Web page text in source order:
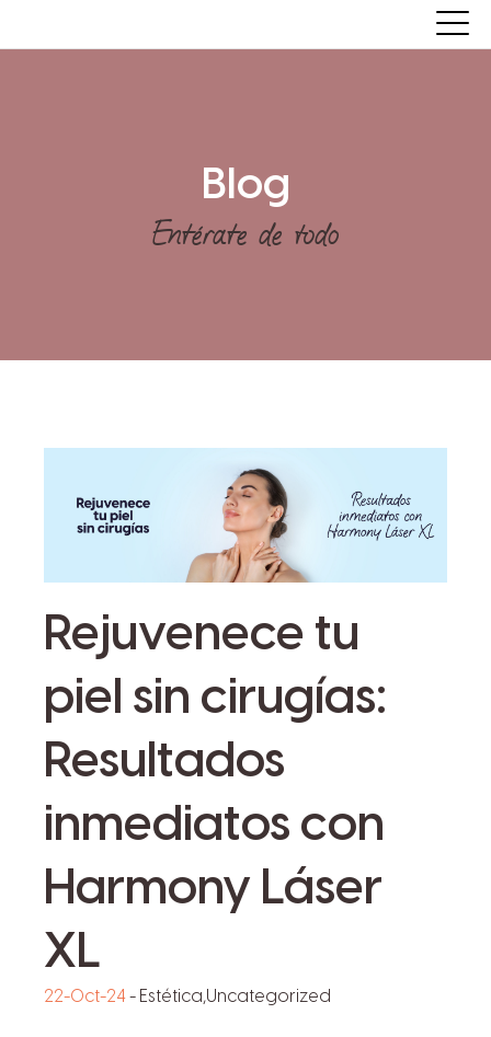
Blog
Entérate de todo
Rejuvenece tu
piel sin cirugías:
Resultados
inmediatos con
Harmony Láser
XL
22-Oct-24- Estética,Uncategorized